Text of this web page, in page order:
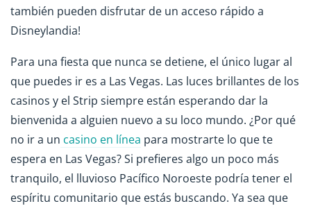
también pueden disfrutar de un acceso rápido a
Disneylandia!
Para una fiesta que nunca se detiene, el único lugar al
que puedes ir es a Las Vegas. Las luces brillantes de los
casinos y el Strip siempre están esperando dar la
bienvenida a alguien nuevo a su loco mundo. ¿Por qué
no ir a un casino en línea para mostrarte lo que te
espera en Las Vegas? Si prefieres algo un poco más
tranquilo, el lluvioso Pacífico Noroeste podría tener el
espíritu comunitario que estás buscando. Ya sea que